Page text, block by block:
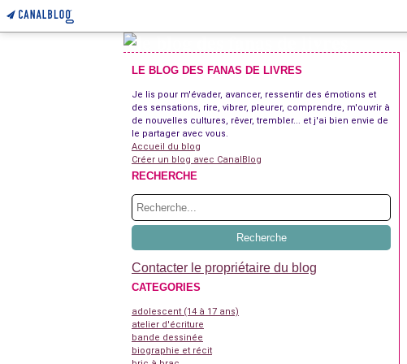
LE BLOG DES FANAS DE LIVRES
Je lis pour m'évader, avancer, ressentir des émotions et
des sensations, rire, vibrer, pleurer, comprendre, m'ouvrir à
de nouvelles cultures, rêver, trembler... et j'ai bien envie de
le partager avec vous.
Accueil du blog
Créer un blog avec CanalBlog
RECHERCHE
Contacter le propriétaire du blog
CATEGORIES
adolescent (14 à 17 ans)
atelier d'écriture
bande dessinée
biographie et récit